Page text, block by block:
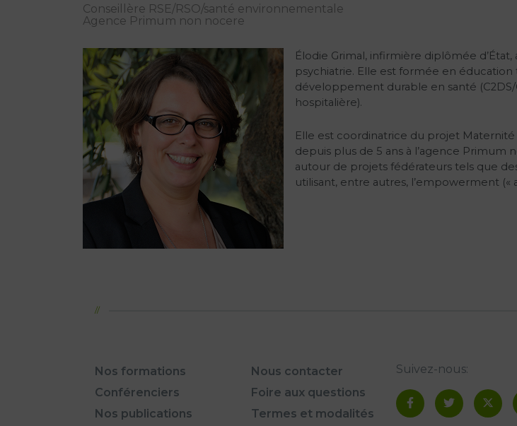
Conseillère RSE/RSO/santé environnementale
Agence Primum non nocere
Élodie Grimal, infirmière diplômée
psychiatrie. Elle est formée en
développement durable en santé
hospitalière).
Elle est coordinatrice du projet
depuis plus de 5 ans à l’agence Primum
autour de projets fédérateurs tels que
utilisant, entre autres, l’empowerment («
Nos formations
Conférenciers
Nos publications
Nous contacter
Foire aux questions
Termes et modalités
Suivez-nous: